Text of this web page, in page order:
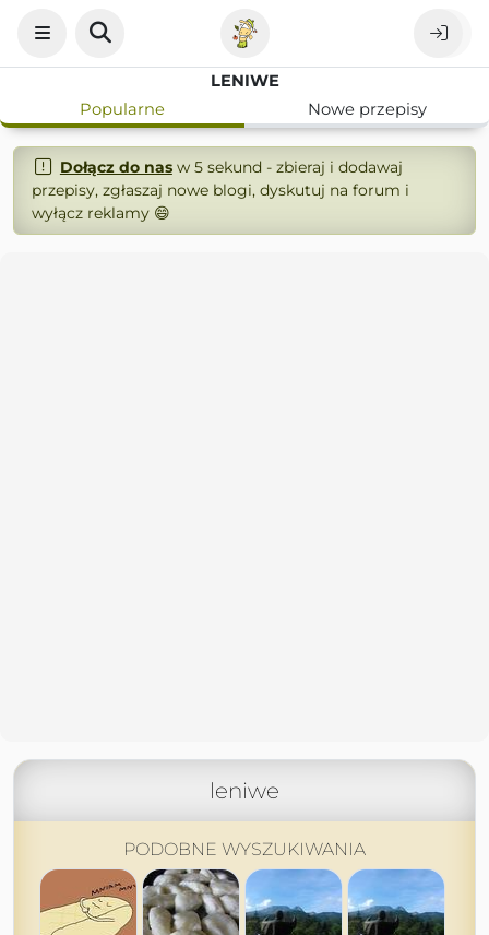
LENIWE
Popularne
Nowe przepisy
Dołącz do nasw 5 sekund - zbieraj i dodawaj
przepisy, zgłaszaj nowe blogi, dyskutuj na forum i
wyłącz reklamy 😄
leniwe
PODOBNE WYSZUKIWANIA